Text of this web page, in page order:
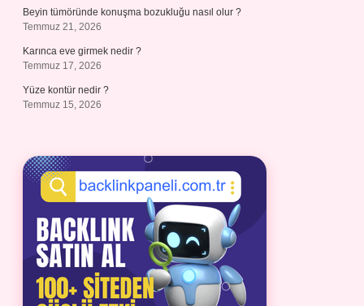
Beyin tümöründe konuşma bozukluğu nasıl olur ?
Temmuz 21, 2026
Karınca eve girmek nedir ?
Temmuz 17, 2026
Yüze kontür nedir ?
Temmuz 15, 2026